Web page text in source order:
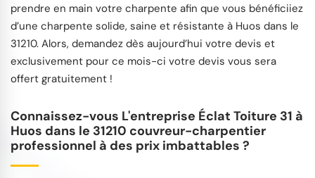
prendre en main votre charpente afin que vous bénéficiiez
d’une charpente solide, saine et résistante à Huos dans le
31210. Alors, demandez dès aujourd’hui votre devis et
exclusivement pour ce mois-ci votre devis vous sera
offert gratuitement !
Connaissez-vous L'entreprise Éclat Toiture 31 à
Huos dans le 31210 couvreur-charpentier
professionnel à des prix imbattables ?